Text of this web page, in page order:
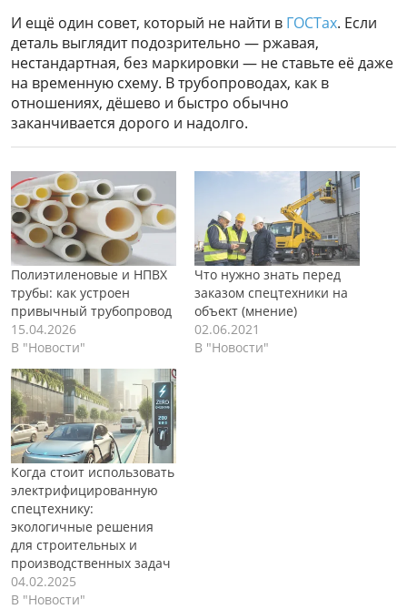
И ещё один совет, который не найти в ГОСТах. Если
деталь выглядит подозрительно — ржавая,
нестандартная, без маркировки — не ставьте её даже
на временную схему. В трубопроводах, как в
отношениях, дёшево и быстро обычно
заканчивается дорого и надолго.
Полиэтиленовые и НПВХ
трубы: как устроен
привычный трубопровод
15.04.2026
В "Новости"
Что нужно знать перед
заказом спецтехники на
объект (мнение)
02.06.2021
В "Новости"
Когда стоит использовать
электрифицированную
спецтехнику:
экологичные решения
для строительных и
производственных задач
04.02.2025
В "Новости"